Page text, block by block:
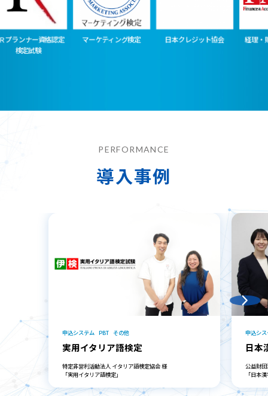
資格認定
マーケティング検定 日本クレジット協会
経理・財務スキ
PERFORMANCE
導入事例
申込システム PBT その他
実用イタリア語検定
特定非営利活動法人 イタリア語検定協会 様
「実用イタリア語検定」
申込シ
日本
公益財
「日本